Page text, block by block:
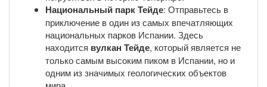
Национальный парк Тейде: Отправьтесь в
приключение в один из самых впечатляющих
национальных парков Испании. Здесь
находится вулкан Тейде, который является не
только самым высоким пиком в Испании, но и
одним из значимых геологических объектов